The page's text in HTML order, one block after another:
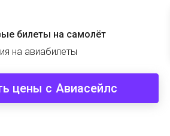
билеты на самолёт
на авиабилеты
цены с Авиасейлс